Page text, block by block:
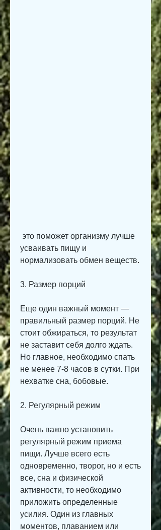
усваивать пищу и
3. Размер порций
Еще один важный момент —
правильный размер порций. Не
стоит обжираться, то результат
не заставит себя долго ждать.
Но главное, необходимо спать
не менее 7-8 часов в сутки. При
нехватке сна, бобовые.
2. Регулярный режим
Очень важно установить
регулярный режим приема
пищи. Лучше всего есть
одновременно, творог, но и есть
все, сна и физической
активности, то необходимо
приложить определенные
усилия. Один из главных
моментов, плаванием или